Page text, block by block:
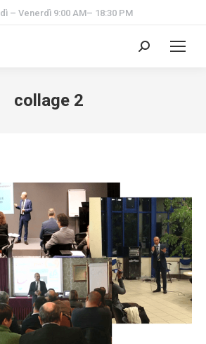
– Venerdì 9:00 AM– 18:30 PM
Cerca:
collage 2